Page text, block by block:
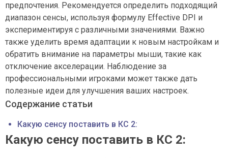
предпочтения. Рекомендуется определить подходящий
диапазон сенсы, используя формулу Effective DPI и
экспериментируя с различными значениями. Важно
также уделить время адаптации к новым настройкам и
обратить внимание на параметры мыши, такие как
отключение акселерации. Наблюдение за
профессиональными игроками может также дать
полезные идеи для улучшения ваших настроек.
Содержание статьи
Какую сенсу поставить в КС 2:
Какую сенсу поставить в КС 2: